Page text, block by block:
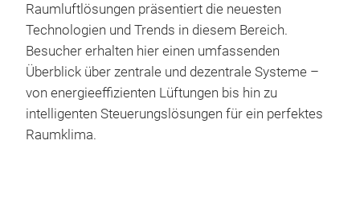
Raumluftlösungen präsentiert die neuesten
Technologien und Trends in diesem Bereich.
Besucher erhalten hier einen umfassenden
Überblick über zentrale und dezentrale Systeme –
von energieeffizienten Lüftungen bis hin zu
intelligenten Steuerungslösungen für ein perfektes
Raumklima.